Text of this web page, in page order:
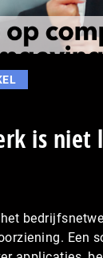
is niet
Een